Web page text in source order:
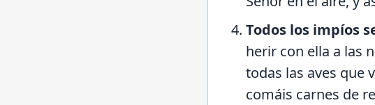
Todos los impíos
herir con ella a las
todas las aves que
comáis carnes de